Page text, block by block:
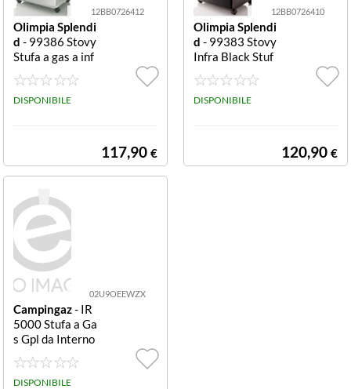
12BB0726412
Olimpia Splendi
d - 99386 Stovy
Stufa a gas a inf
rarossi 4200 W
Infra
DISPONIBILE
117,90 €
12BB0726410
Olimpia Splendi
d - 99383 Stovy
Infra Black Stuf
a a gas 3100W I
nfra
DISPONIBILE
120,90 €
02U9OEEWZX
Campingaz- IR
5000 Stufa a Ga
s Gpl da Interno
4200 W Grigio
Antracite
DISPONIBILE